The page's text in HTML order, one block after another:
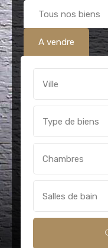
Tous nos biens
A vendre
Ville
Type de biens
Chambres
Salles de bain